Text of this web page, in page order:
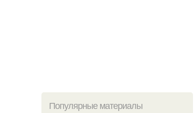
Популярные материалы